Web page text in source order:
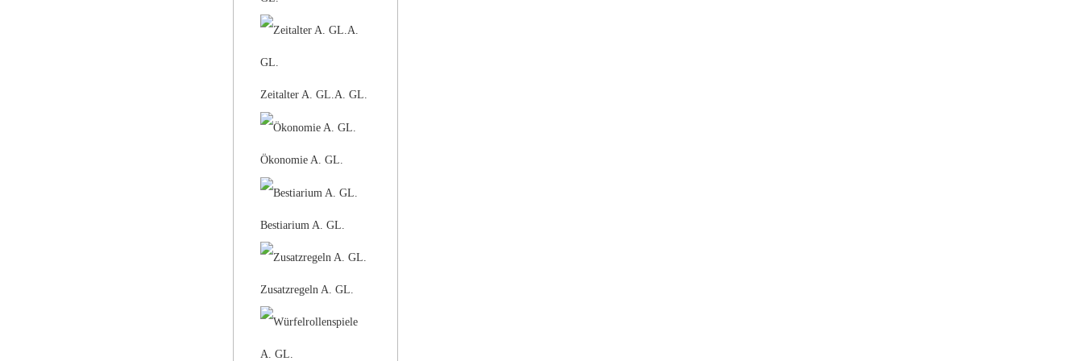
Zeitalter A. GL.A. GL.
Ökonomie A. GL.
Bestiarium A. GL.
Zusatzregeln A. GL.